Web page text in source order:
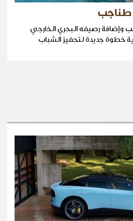
طناجب
وإضافة رصيفه البحري الخارجي
خطوة جديدة لتحفيز الشباب